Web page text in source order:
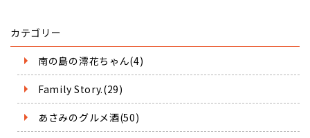
カテゴリー
南の島の澪花ちゃん(4)
Family Story.(29)
あさみのグルメ酒(50)